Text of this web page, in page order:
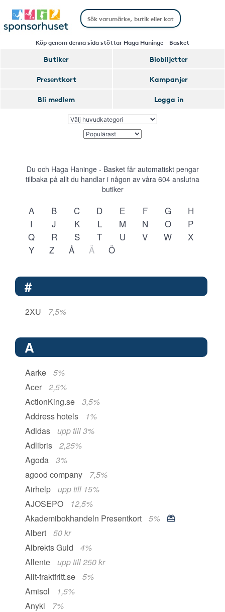
Köp genom denna sida stöttar Haga Haninge - Basket
Butiker
Biobiljetter
Presentkort
Kampanjer
Bli medlem
Logga in
Du och Haga Haninge - Basket får automatiskt pengar
tillbaka på allt du handlar i någon av våra 604 anslutna
butiker
A B C D E F G
H
I
J K L M N O
P
Q
R S T U V W
X
Y
Z Å Ä Ö
#
2XU 7,5%
A
Aarke
5%
Acer
2,5%
ActionKing.se
3,5%
Address hotels
1%
Adidas
upp till 3%
Adlibris
2,25%
Agoda
3%
agood company
7,5%
Airhelp
upp till 15%
AJOSEPO
12,5%
Akademibokhandeln Presentkort
5%
Albert
50 kr
Albrekts Guld
4%
Allente
upp till 250 kr
Allt-fraktfritt.se
5%
Amisol
1,5%
Anyki
7%